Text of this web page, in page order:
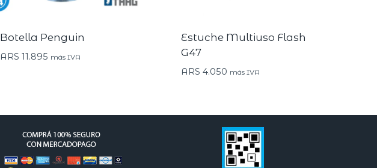
Botella Penguin
ARS 11.895 más IVA
Estuche Multiuso Flash
G47
ARS 4.050 más IVA